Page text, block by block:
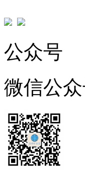
公众号
微信公